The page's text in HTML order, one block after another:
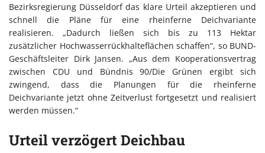
Bezirksregierung Düsseldorf das klare Urteil akzeptieren und
schnell die Pläne für eine rheinferne Deichvariante
realisieren. „Dadurch ließen sich bis zu 113 Hektar
zusätzlicher Hochwasserrückhalteflächen schaffen“, so BUND-
Geschäftsleiter Dirk Jansen. „Aus dem Kooperationsvertrag
zwischen CDU und Bündnis 90/Die Grünen ergibt sich
zwingend, dass die Planungen für die rheinferne
Deichvariante jetzt ohne Zeitverlust fortgesetzt und realisiert
werden müssen.“
Urteil verzögert Deichbau